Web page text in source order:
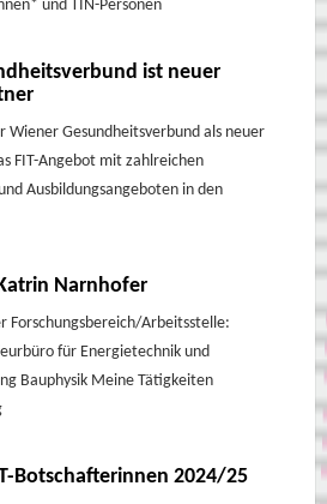
und TIN-Personen
ist neuer
Wiener Gesundheitsverbund als neuer
FIT-Angebot mit zahlreichen
Ausbildungsangeboten in den
Narnhofer
Forschungsbereich/Arbeitsstelle:
für Energietechnik und
Bauphysik Meine Tätigkeiten
Botschafterinnen 2024/25